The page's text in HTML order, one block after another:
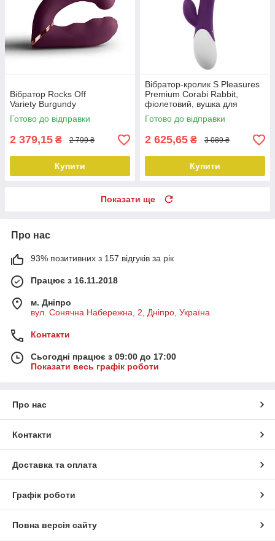
Вібратор Rocks Off
Variety Burgundy
Готово до відправки
2 379,15 ₴ 2 799 ₴
Купити
Вібратор-кролик S Pleasures
Premium Corabi Rabbit,
фіолетовий, вушка для
клітора, 16 режимів, нагрів
Готово до відправки
2 625,65 ₴ 3 089 ₴
Купити
Показати ще
Про нас
93% позитивних з 157 відгуків за рік
Працює з 16.11.2018
м. Дніпро
вул. Сонячна Набережна, 2, Дніпро, Україна
Контакти
Сьогодні працює з 09:00 до 17:00
Показати весь графік роботи
Про нас
Контакти
Доставка та оплата
Графік роботи
Повна версія сайту